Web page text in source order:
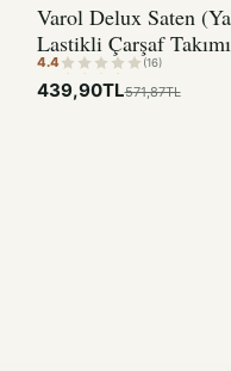
Varol Delux Saten
Lastikli Çarşaf Takımı
4.4 (16)
439,90TL571,87TL